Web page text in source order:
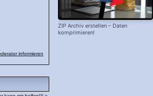
informieren
ZIP Archiv erstellen – Daten
komprimieren!